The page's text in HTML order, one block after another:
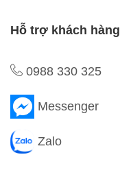
Hỗ trợ khách hàng
0988 330 325
Messenger
Zalo